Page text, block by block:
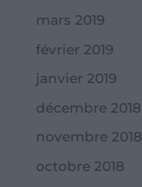
mars 2019
février 2019
janvier 2019
décembre 2018
novembre 2018
octobre 2018